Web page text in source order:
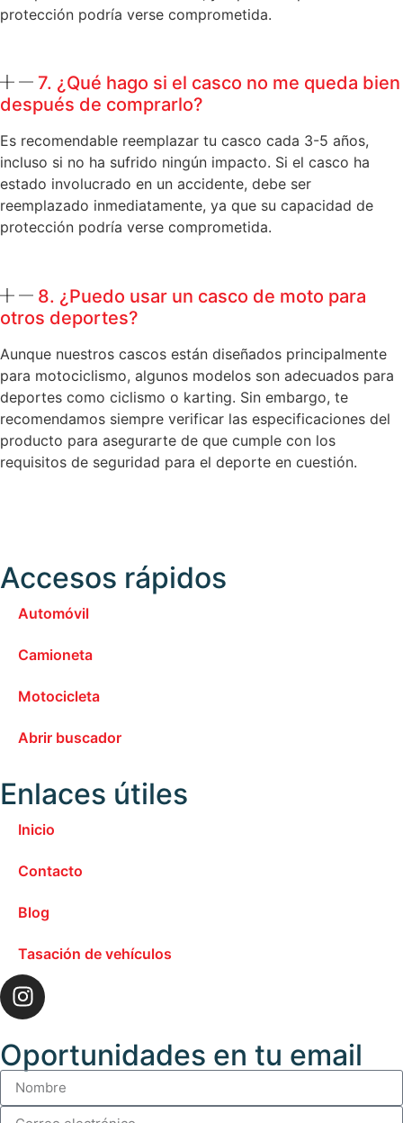
protección podría verse comprometida.
7. ¿Qué hago si el casco no me queda bien
después de comprarlo?
Es recomendable reemplazar tu casco cada 3-5 años,
incluso si no ha sufrido ningún impacto. Si el casco ha
estado involucrado en un accidente, debe ser
reemplazado inmediatamente, ya que su capacidad de
protección podría verse comprometida.
8. ¿Puedo usar un casco de moto para
otros deportes?
Aunque nuestros cascos están diseñados principalmente
para motociclismo, algunos modelos son adecuados para
deportes como ciclismo o karting. Sin embargo, te
recomendamos siempre verificar las especificaciones del
producto para asegurarte de que cumple con los
requisitos de seguridad para el deporte en cuestión.
Accesos rápidos
Automóvil
Camioneta
Motocicleta
Abrir buscador
Enlaces útiles
Inicio
Contacto
Blog
Tasación de vehículos
Oportunidades en tu email